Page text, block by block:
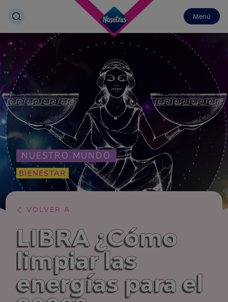
Menú
NUESTRO MUNDO
BIENESTAR
VOLVER A
LIBRA ¿Cómo
limpiar las
energías para el